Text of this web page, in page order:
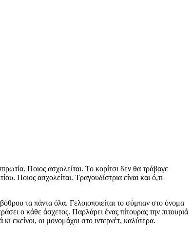
Ποιος ασχολείται. Το κορίτσι δεν θα τράβαγε
Ποιος ασχολείται. Τραγουδίστρια είναι και ό,τι
τα πάντα όλα. Γελοιοποιείται το σύμπαν στο όνομα
ο κάθε άσχετος. Παρλάρει ένας πίτουρας την πιτουριά
εκείνοι, οι μονομάχοι στο ιντερνέτ, καλύτερα.